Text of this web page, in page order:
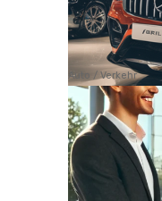
Auto / Verkehr